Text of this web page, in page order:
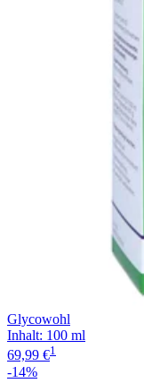
Glycowohl
Inhalt: 100 ml
69,99 €1
-14%